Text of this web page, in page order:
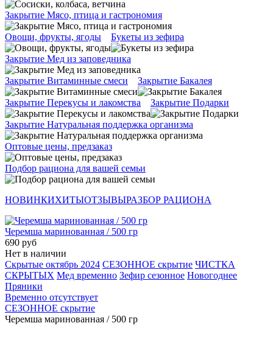
Закрытие Мясо, птица и гастрономия
Овощи, фрукты, ягоды Букеты из зефира
Закрытие Мед из заповедника
Закрытие Витаминные смеси Закрытие Бакалея
Закрытие Перекусы и лакомства Закрытие Подарки
Закрытие Натуральная поддержка организма
Оптовые цены, предзаказ
Подбор рациона для вашей семьи
НОВИНКИХИТЫОТЗЫВЫРАЗБОР РАЦИОНА
Черемша маринованная / 500 гр
690 руб
Нет в наличии
Скрытые октябрь 2024 СЕЗОННОЕ скрытие ЧИСТКА
СКРЫТЫХ Мед временно Зефир сезонное Новогоднее
Пряники
Временно отсутствует
СЕЗОННОЕ скрытие
Черемша маринованная / 500 гр